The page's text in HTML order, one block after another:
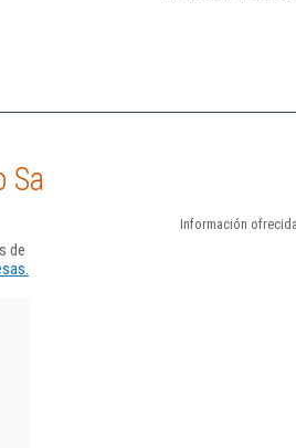
Sa
Información
de